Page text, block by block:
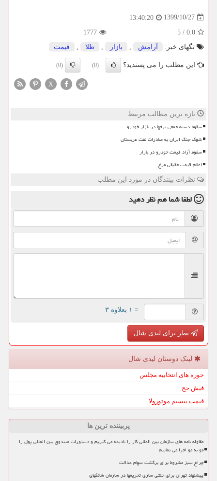
1399/10/27
13:40:20
0.0
/
5
1777
تگهای خبر:
آرامش , بازار , طلا , قیمت
این مطلب را می پسندید؟ (0)
(0)
X
تازه ترین مطالب مرتبط
سقوط دسته جمعی نرخها در بازار خودرو
شوک جنگ ایران به صادرات نفت عربستان
سقوط آزاد قیمت خودرو در بازار
اعلام قیمت حقیقی مرغ
نظرات بینندگان در مورد این مطلب
لطفا شما همنظر دهید
= ۱ بعلاوه ۳
نظر برای لیدی شال
لینک دوستان لیدی شال
حوزه های انتخابیه مجلس
فیش حج
قیمت بیسیم موتورولا
پربیننده ترین ها
مقاوله نامه های سازمان بین المللی کار را نادیده می گیریم و دستورات صندوق بین المللی پول را
مو به مو اجرا می نماییم
چراغ سبز مشروط برای برگشت سهام عدالت
پیشنهاد تهران برای خنثی سازی تحریمها در سازمان شانگهای